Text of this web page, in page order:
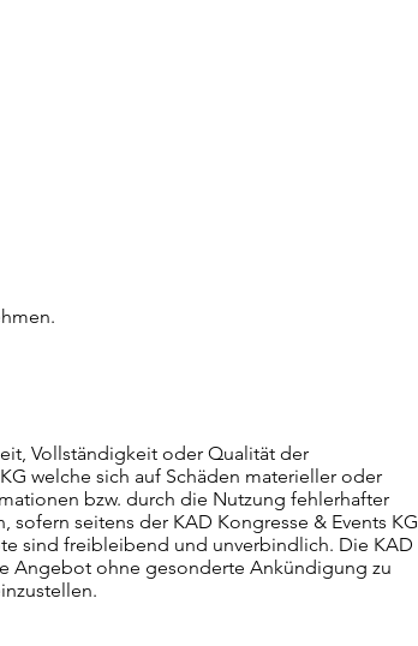
Vollständigkeit oder Qualität der
welche sich auf Schäden materieller oder
bzw. durch die Nutzung fehlerhafter
seitens der KAD Kongresse & Events KG
sind freibleibend und unverbindlich. Die KAD
Angebot ohne gesonderte Ankündigung zu